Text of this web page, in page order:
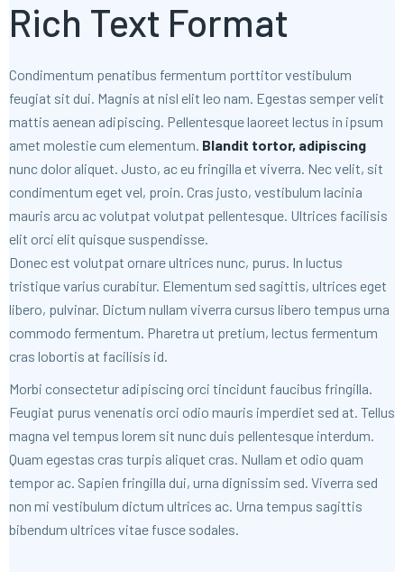
Rich Text Format
Condimentum penatibus fermentum porttitor vestibulum
feugiat sit dui. Magnis at nisl elit leo nam. Egestas semper velit
mattis aenean adipiscing. Pellentesque laoreet lectus in ipsum
amet molestie cum elementum. Blandit tortor, adipiscing
nunc dolor aliquet. Justo, ac eu fringilla et viverra. Nec velit, sit
condimentum eget vel, proin. Cras justo, vestibulum lacinia
mauris arcu ac volutpat volutpat pellentesque. Ultrices facilisis
elit orci elit quisque suspendisse.
Donec est volutpat ornare ultrices nunc, purus. In luctus
tristique varius curabitur. Elementum sed sagittis, ultrices eget
libero, pulvinar. Dictum nullam viverra cursus libero tempus urna
commodo fermentum. Pharetra ut pretium, lectus fermentum
cras lobortis at facilisis id.
Morbi consectetur adipiscing orci tincidunt faucibus fringilla.
Feugiat purus venenatis orci odio mauris imperdiet sed at. Tellus
magna vel tempus lorem sit nunc duis pellentesque interdum.
Quam egestas cras turpis aliquet cras. Nullam et odio quam
tempor ac. Sapien fringilla dui, urna dignissim sed. Viverra sed
non mi vestibulum dictum ultrices ac. Urna tempus sagittis
bibendum ultrices vitae fusce sodales.